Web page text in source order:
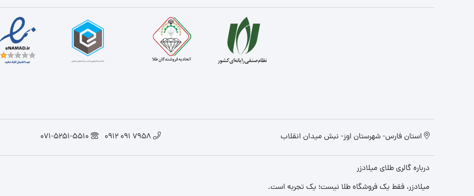
استان فارس- شهرستان اوز- نبش میدان انقلاب 7958 091 0912
071-5251-5510
درباره گالری طلای میلادزر
میلادزر، فقط یک فروشگاه طلا نیست؛ یک تجربه‌ است.